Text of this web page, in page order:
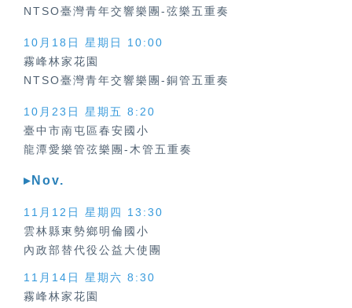
NTSO臺灣青年交響樂團-弦樂五重奏
10月18日 星期日 10:00
霧峰林家花園
NTSO臺灣青年交響樂團-銅管五重奏
10月23日 星期五 8:20
臺中市南屯區春安國小
龍潭愛樂管弦樂團-木管五重奏
▸Nov.
11月12日 星期四
13:30
雲林縣東勢鄉明倫國小
內政部替代役公益大使團
11月14日 星期六 8:30
霧峰林家花園